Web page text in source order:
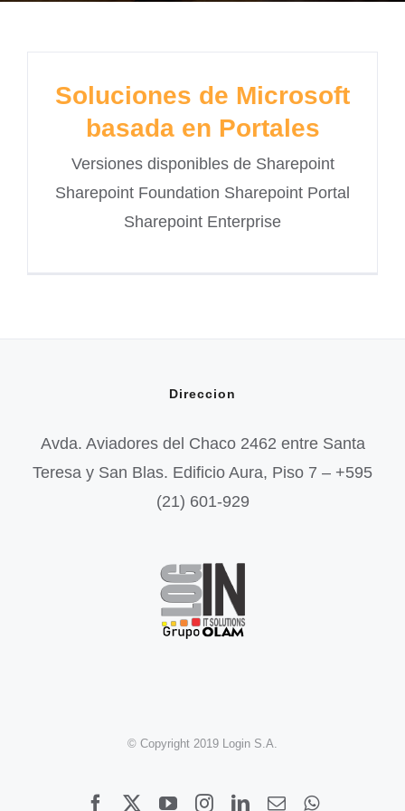
Soluciones de Microsoft
basada en Portales
Versiones disponibles de Sharepoint
Sharepoint Foundation Sharepoint Portal
Sharepoint Enterprise
Direccion
Avda. Aviadores del Chaco 2462 entre Santa
Teresa y San Blas. Edificio Aura, Piso 7 – +595
(21) 601-929
© Copyright 2019 Login S.A.
FacebookYouTubeInstagram
LinkedIn
CorreoWhatsApp